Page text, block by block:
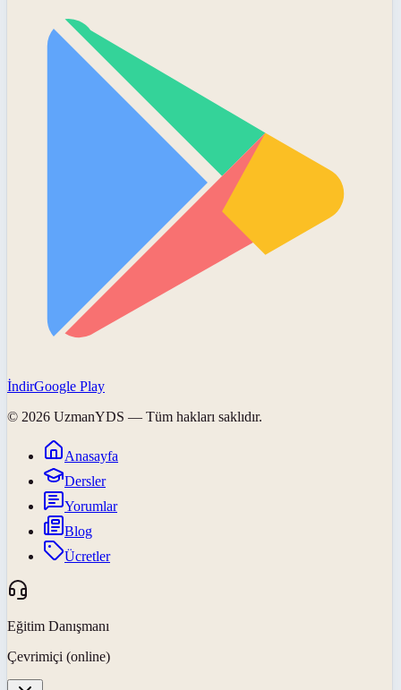
İndirGoogle Play
© 2026 UzmanYDS — Tüm hakları saklıdır.
Anasayfa
Dersler
Yorumlar
Blog
Ücretler
Eğitim Danışmanı
Çevrimiçi (online)